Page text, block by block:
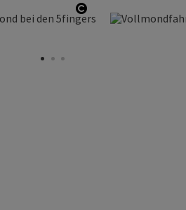
Copyright öffnen